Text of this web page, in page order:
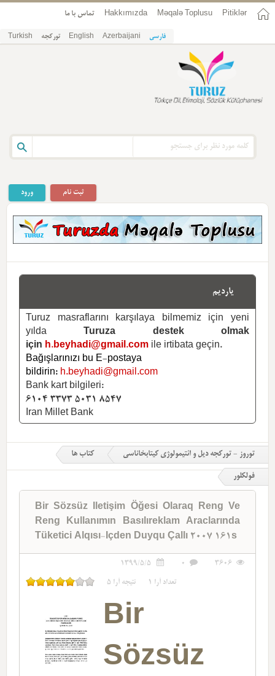
Pitiklər
Məqalə Toplusu
Hakkımızda تماس با ما
فارسی Azerbaijani
English تورکجه Turkish
ورود ثبت نام
یاردیم
Turuz masraflarını karşılaya bilmemiz için yeni
yılda
Turuza destek olmak
için h.beyhadi@gmail.com ile irtibata geçin.
Bağışlarınızı bu E-postaya
bildirin: h.beyhadi@gmail.com
Bank kart bilgileri:
6104 3373 5031 8547
Iran Millet Bank
توروز - تورکجه دیل و ائتیمولوژی کیتابخاناسی کتاب ها
فولکلور
Bir Sözsüz Iletişim Öğesi Olaraq Reng Ve
Reng Kullanımın Basılıreklam Araclarında
Tüketici Alqısı-Içden Duyqu Çallı 2007 161s
3606
0
1399/5/5
تعداد آرا 1 نتیجه آرا 5
Bir
Sözsüz